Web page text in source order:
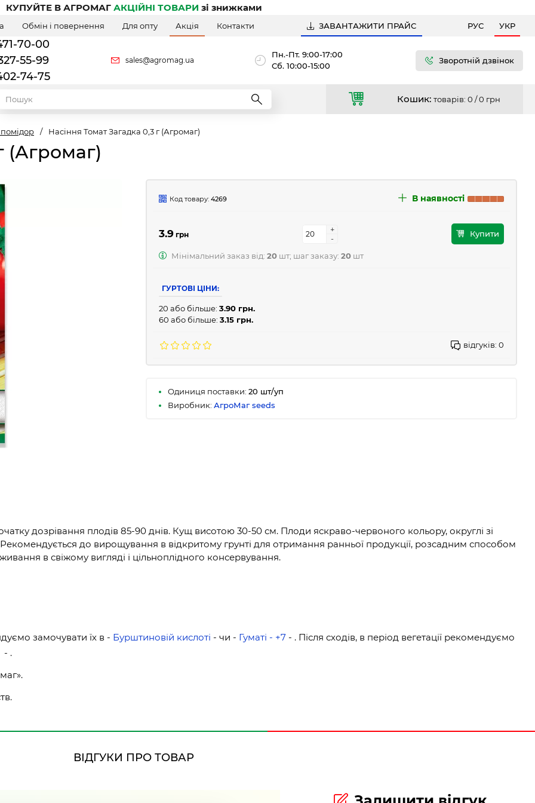
КУПУЙТЕ В АГРОМАГАКЦІЙНІ ТОВАРИ зі знижками
Обмін і повернення Для опту Акція Контакти ЗАВАНТАЖИТИ ПРАЙС РУС УКР
70-00
55-99
74-75
sales@agromag.ua
Пн.-Пт. 9:00-17:00
Сб. 10:00-15:00
Зворотній дзвінок
Кошик: товарів: 0 /0 грн
/ Насіння Томат Загадка 0,3 г (Агромаг)
(Агромаг)
Код товару: 4269 В наявності
3.9 грн
+
-
+
-
Купити
Мінімальний заказ від: 20 шт; шаг заказу: 20 шт
ГУРТОВІ ЦІНИ:
20 або більше: 3.90 грн.
60 або більше: 3.15 грн.
відгуків: 0
Одиниця поставки: 20 шт/уп
Виробник: АгроМаг seeds
дозрівання плодів 85-90 днів. Кущ висотою 30-50 см. Плоди яскраво-червоного кольору, округлі зі
до вирощування в відкритому грунті для отримання ранньої продукції, розсадним способом
в свіжому вигляді і цільноплідного консервування.
замочувати їх в - Бурштиновій кислоті - чи - Гуматі - +7 - . Після сходів, в період вегетації рекомендуємо
- .
ВІДГУКИ ПРО ТОВАР